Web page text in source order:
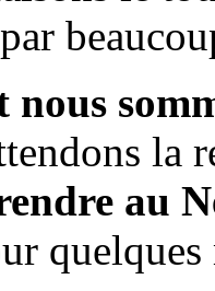
la
au
quelques